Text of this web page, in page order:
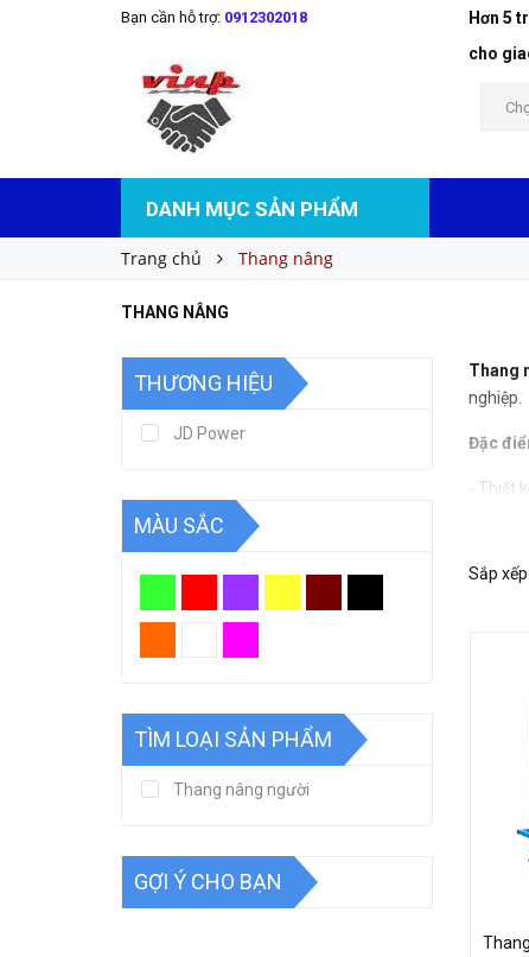
Bạn cần hỗ trợ: 0912302018
Hơn 5
cho
DANH MỤC SẢN PHẨM
Trang chủ Thang nâng
THANG NÂNG
Thang
nghiệp.
Đặc
- Thiết
- Có
Ứng
Thang
Dùng
Vận
Công
Sắp xếp:
THƯƠNG HIỆU
JD Power
MÀU SẮC
TÌM LOẠI SẢN PHẨM
Thang nâng người
GỢI Ý CHO BẠN